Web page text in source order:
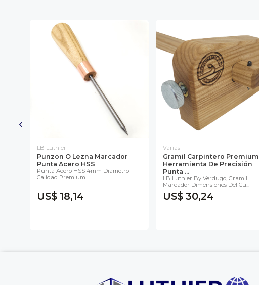
LB Luthier
Punzon O Lezna Marcador
Punta Acero HSS
Punta Acero HSS 4mm Diametro
Calidad Premium
US$ 18,14
Varias
Gramil Carpintero Premium
Herramienta De Precisión
Punta ...
LB Luthier By Verdugo, Gramil
Marcador Dimensiones Del Cu...
US$ 30,24